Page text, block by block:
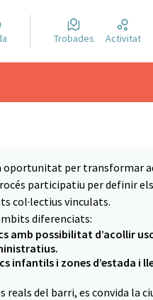
Trobades Activitat
oportunitat per transformar
participatiu per definir
col·lectius vinculats.
diferenciats:
amb possibilitat d’acollir
infantils i zones d’estada i
reals del barri, es convida la